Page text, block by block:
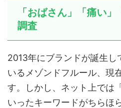
「おばさん」「痛い
調査
2013年にブランドが誕生し
いるメゾンドフルール、現
す。しかし、ネット上では
いったキーワードがちらほ